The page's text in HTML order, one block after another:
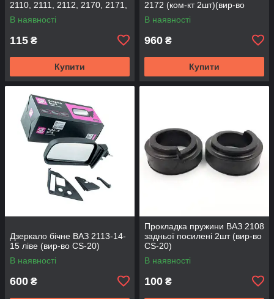
2110, 2111, 2112, 2170, 2171,
2172 (2шт) (вир-во CS-20
В наявності
115 ₴
Купити
2172 (ком-кт 2шт)(вир-во
SKADI)
В наявності
960 ₴
Купити
Дзеркало бічне ВАЗ 2113-14-
15 ліве (вир-во CS-20)
В наявності
600 ₴
Прокладка пружини ВАЗ 2108
задньої посилені 2шт (вир-во
CS-20)
В наявності
100 ₴